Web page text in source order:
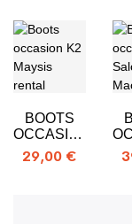
BOOTS
OCCASION
K2
MAYSIS
29,00 €